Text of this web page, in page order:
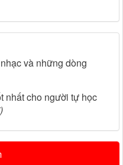
và những dòng
nhất cho người tự học